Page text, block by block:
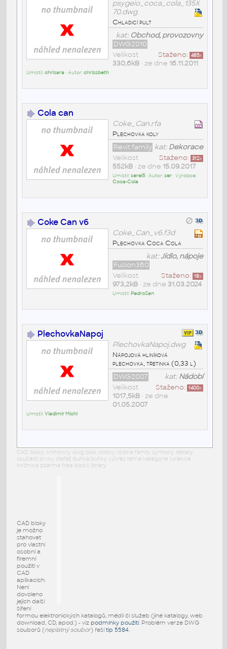
psygeio_coca_cola_135X
70.dwg
Chladicí pult
kat: Obchod, provozovny
DWG2010
Staženo: 485x
Velikost
330,6kB• ze dne 16.11.2011
Umístil:chrisara • Autor:chrissbeth
Cola can
Coke_Can.rfa
Plechovka koly
kat:Dekorace
Revit family
Staženo: 312x
Velikost
552kB• ze dne 15.09.2017
Umístil:serei5• Autor:ser• Výrobce:
Coca-Cola
Coke Can v6
Coke_Can_v6.f3d
Plechovka Coca Cola
kat:Jídlo, nápoje
Fusion360
Staženo: 18x
Velikost
973,2kB• ze dne 31.03.2024
Umístil: PedroSan
PlechovkaNapoj
PlechovkaNapoj.dwg
Nápojová hliníková
plechovka, třetinka (0,33 l)
kat:Nádobí
DWG2007
Staženo: 1400x
Velikost
1017,5kB• ze dne
01.05.2007
Umístil:Vladimír Michl
CAD bloky: knihovny dwg blok rodiny rodina family symboly detaily
součásti prvky stafáž buňka buňky výkres téma kategorie kolekce
knižnica zdarma free block library
CAD bloky
je možno
stahovat
pro vlastní
osobní a
firemní
použití v
CAD
aplikacích.
Není
dovoleno
jejich další
šíření
formou elektronických katalogů, médií či služeb (jiné katalogy, web
download, CD, apod.) - viz podmínky použití. Problém verze DWG
souborů (neplatný soubor) řešítip 5584.